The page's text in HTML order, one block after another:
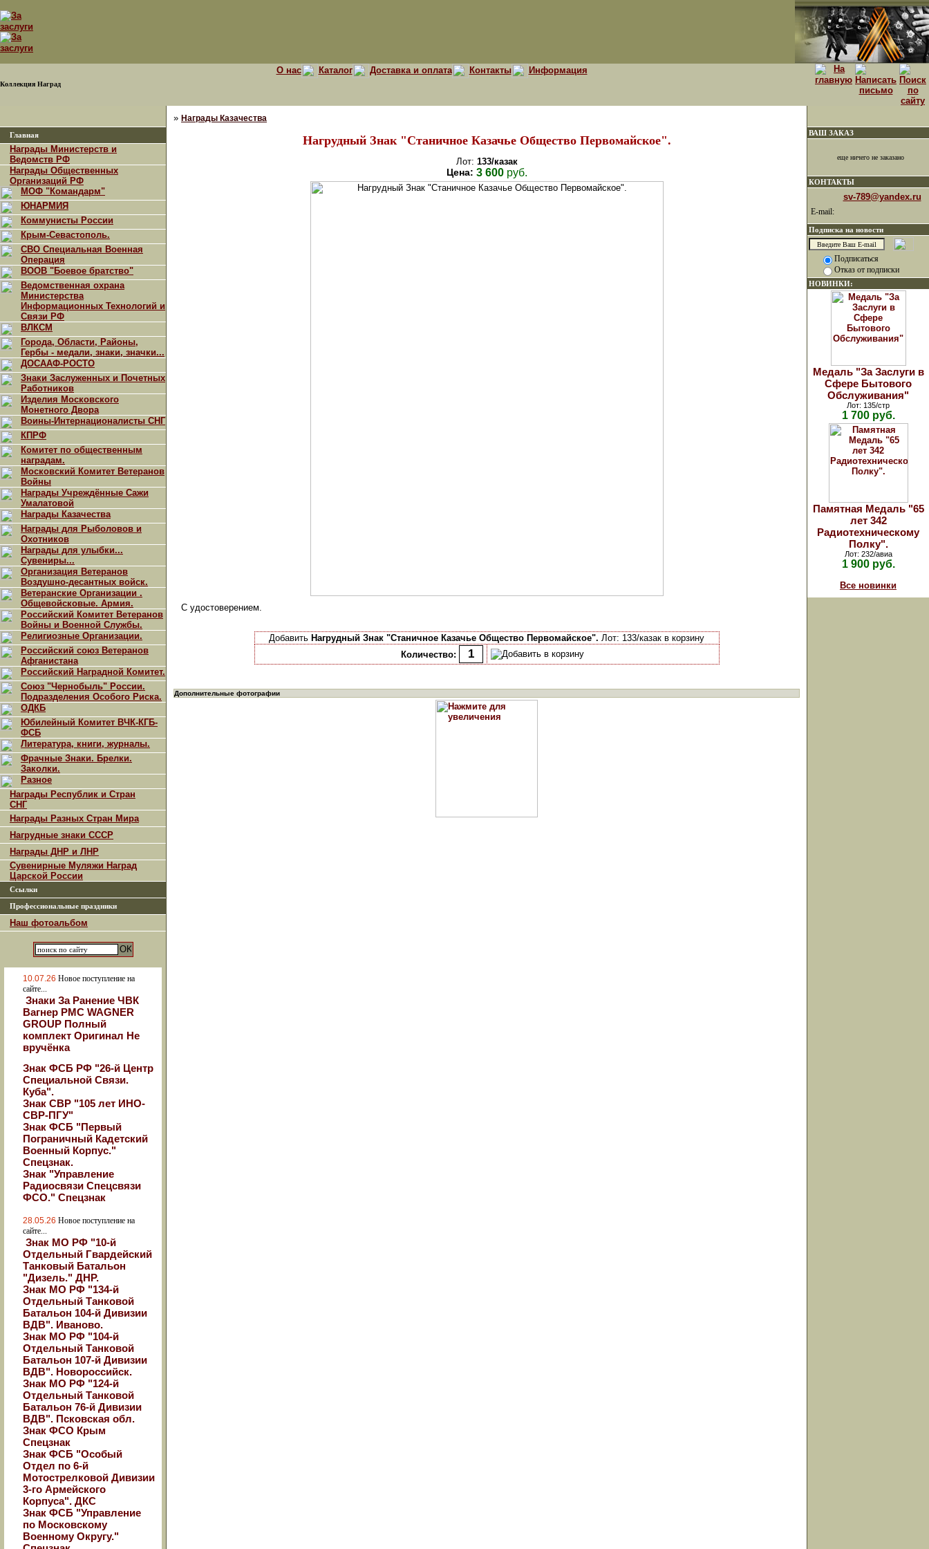
Коллекция Наград
О нас Каталог Доставка и оплата Контакты Информация
Главная
Награды Министерств и
Ведомств РФ
Награды Общественных
Организаций РФ
МОФ "Командарм"
ЮНАРМИЯ
Коммунисты России
Крым-Севастополь.
СВО Специальная Военная
Операция
ВООВ "Боевое братство"
Ведомственная охрана
Министерства
Информационных Технологий и
Связи РФ
ВЛКСМ
Города, Области, Районы,
Гербы - медали, знаки, значки...
ДОСААФ-РОСТО
Знаки Заслуженных и Почетных
Работников
Изделия Московского
Монетного Двора
Воины-Интернационалисты СНГ
КПРФ
Комитет по общественным
наградам.
Московский Комитет Ветеранов
Войны
Награды Учреждённые Сажи
Умалатовой
Награды Казачества
Награды для Рыболовов и
Охотников
Награды для улыбки...
Сувениры...
Организация Ветеранов
Воздушно-десантных войск.
Ветеранские Организации .
Общевойсковые. Армия.
Российский Комитет Ветеранов
Войны и Военной Службы.
Религиозные Организации.
Российский союз Ветеранов
Афганистана
Российский Наградной Комитет.
Союз "Чернобыль" России.
Подразделения Особого Риска.
ОДКБ
Юбилейный Комитет ВЧК-КГБ-
ФСБ
Литература, книги, журналы.
Фрачные Знаки. Брелки.
Заколки.
Разное
Награды Республик и Стран
СНГ
Награды Разных Стран Мира
Нагрудные знаки СССР
Награды ДНР и ЛНР
Сувенирные Муляжи Наград
Царской России
Ссылки
Профессиональные праздники
Наш фотоальбом
10.07.26 Новое поступление на
сайте...
Знаки За Ранение ЧВК
Вагнер РМС WAGNER
GROUP Полный
комплект Оригинал Не
вручёнка
Знак ФСБ РФ "26-й Центр
Специальной Связи.
Куба".
Знак СВР "105 лет ИНО-
СВР-ПГУ"
Знак ФСБ "Первый
Пограничный Кадетский
Военный Корпус."
Спецзнак.
Знак "Управление
Радиосвязи Спецсвязи
ФСО." Спецзнак
28.05.26 Новое поступление на
сайте...
Знак МО РФ "10-й
Отдельный Гвардейский
Танковый Батальон
"Дизель." ДНР.
Знак МО РФ "134-й
Отдельный Танковой
Батальон 104-й Дивизии
ВДВ". Иваново.
Знак МО РФ "104-й
Отдельный Танковой
Батальон 107-й Дивизии
ВДВ". Новороссийск.
Знак МО РФ "124-й
Отдельный Танковой
Батальон 76-й Дивизии
ВДВ". Псковская обл.
Знак ФСО Крым
Спецзнак
Знак ФСБ "Особый
Отдел по 6-й
Мотострелковой Дивизии
3-го Армейского
Корпуса". ДКС
Знак ФСБ "Управление
по Московскому
Военному Округу."
» Награды Казачества
Нагрудный Знак "Станичное Казачье Общество Первомайское".
Лот: 133/казак
Цена: 3 600руб.
С удостоверением.
Добавить Нагрудный Знак "Станичное Казачье Общество Первомайское". Лот: 133/казак в корзину
Количество:
Дополнительные фотографии
ВАШ ЗАКАЗ
еще ничего не заказано
КОНТАКТЫ
sv-789@yandex.ru
E-mail:
Подписка на новости
Подписаться
Отказ от подписки
НОВИНКИ:
Медаль "За Заслуги в
Сфере Бытового
Обслуживания"
Лот: 135/стр
1 700 руб.
Памятная Медаль "65
лет 342
Радиотехническому
Полку".
Лот: 232/авиа
1 900 руб.
Все новинки